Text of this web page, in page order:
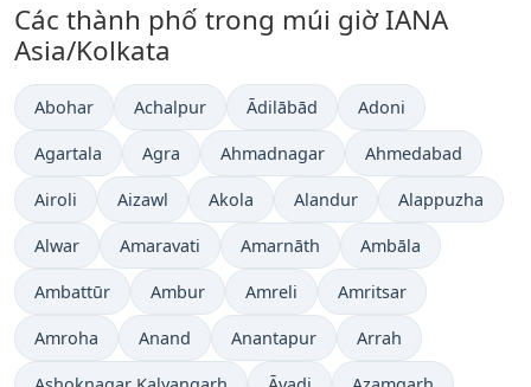
Các thành phố trong múi giờ IANA
Asia/Kolkata
Abohar Achalpur Ādilābād Adoni
Agartala Agra Ahmadnagar Ahmedabad
Airoli Aizawl Akola Alandur Alappuzha
Alwar Amaravati Amarnāth Ambāla
Ambattūr Ambur Amreli Amritsar
Amroha Anand Anantapur Arrah